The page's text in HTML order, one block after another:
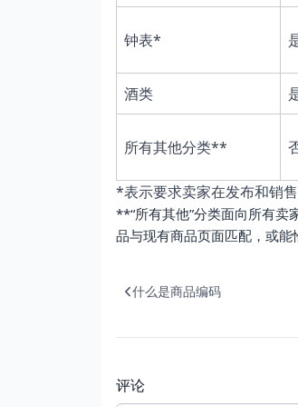
钟表*
酒类
所有其他分类**
*表示要求卖家在发布和销
**“所有其他”分类面向所有卖
品与现有商品页面匹配，或能
什么是商品编码
评论